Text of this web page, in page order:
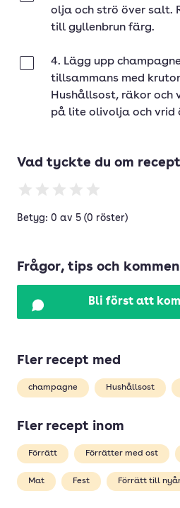
olja och strö över salt.
till gyllenbrun färg.
4. Lägg upp
tillsammans med
Hushållsost, räkor och
på lite olivolja och vrid
Vad tyckte du om
Betyg: 0 av 5 (0 röster)
Frågor, tips och
Bli först att
Fler recept med
champagne Hushållsost
Fler recept inom
Förrätt Förrätter med ost
Mat Fest Förrätt till